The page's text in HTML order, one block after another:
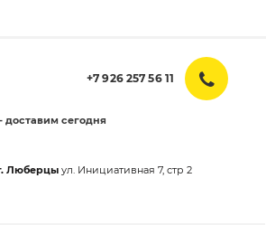
+7 926 257 56 11
доставим сегодня
Люберцы ул. Инициативная 7, стр 2